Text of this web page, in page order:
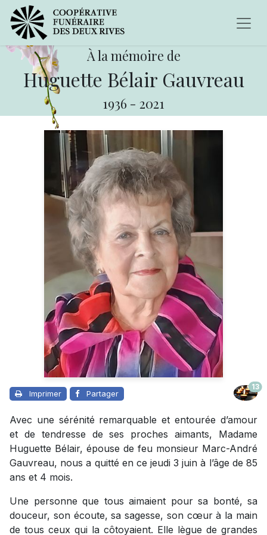
À la mémoire de
Huguette Bélair Gauvreau
1936 - 2021
Imprimer Partager
13
Avec une sérénité remarquable et entourée d’amour
et de tendresse de ses proches aimants, Madame
Huguette Bélair, épouse de feu monsieur Marc-André
Gauvreau, nous a quitté en ce jeudi 3 juin à l’âge de 85
ans et 4 mois.
Une personne que tous aimaient pour sa bonté, sa
douceur, son écoute, sa sagesse, son cœur à la main
de tous ceux qui la côtoyaient. Elle lègue de grandes